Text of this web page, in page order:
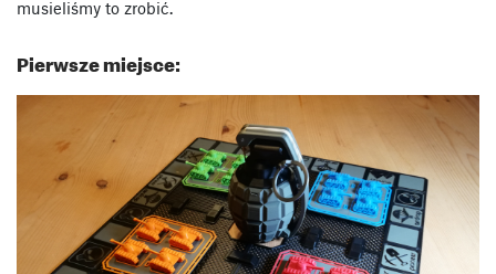
musieliśmy to zrobić.
Pierwsze miejsce: